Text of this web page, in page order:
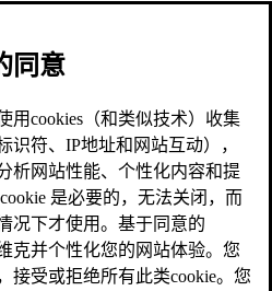
同意
用cookies（和类似技术）收集
识符、IP地址和网站互动），
析网站性能、个性化内容和提
是必要的，无法关闭，而
况下才使用。基于同意的
克并个性化您的网站体验。您
接受或拒绝所有此类cookie。您